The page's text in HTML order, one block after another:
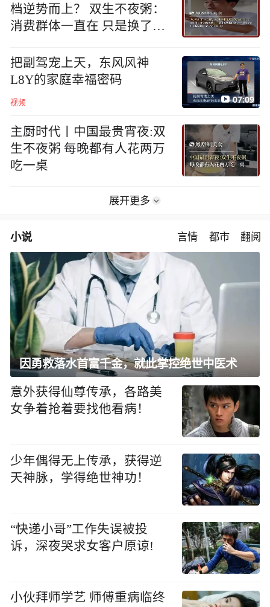
档逆势而上？ 双生不夜粥：
消费群体一直在 只是换了个
把副驾宠上天，东风风神
L8Y的家庭幸福密码
视频 07:09
主厨时代丨中国最贵宵夜:双
生不夜粥 每晚都有人花两万
吃一桌
展开更多
小说 言情 都市 翻阅
因勇救落水首富千金，就此掌控绝世中医术
意外获得仙尊传承，各路美
女争着抢着要找他看病！
少年偶得无上传承，获得逆
天神脉，学得绝世神功！
“快递小哥”工作失误被投
诉，深夜哭求女客户原谅!
小伙拜师学艺 师傅重病临终